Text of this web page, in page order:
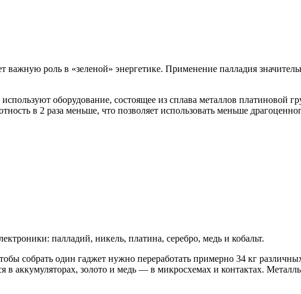
роль в «зеленой» энергетике. Применение палладия
оборудование, состоящее из сплава металлов платиновой
в 2 раза меньше, что позволяет использовать меньше
палладий, никель, платина, серебро, медь и кобальт.
собрать один гаджет нужно переработать примерно 34 кг
в аккумуляторах, золото и медь — в микросхемах и контактах.